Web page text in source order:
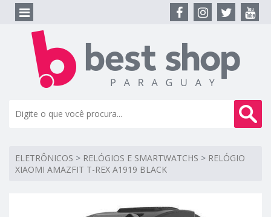
ELETRÔNICOS > RELÓGIOS E SMARTWATCHS > RELÓGIO
XIAOMI AMAZFIT T-REX A1919 BLACK